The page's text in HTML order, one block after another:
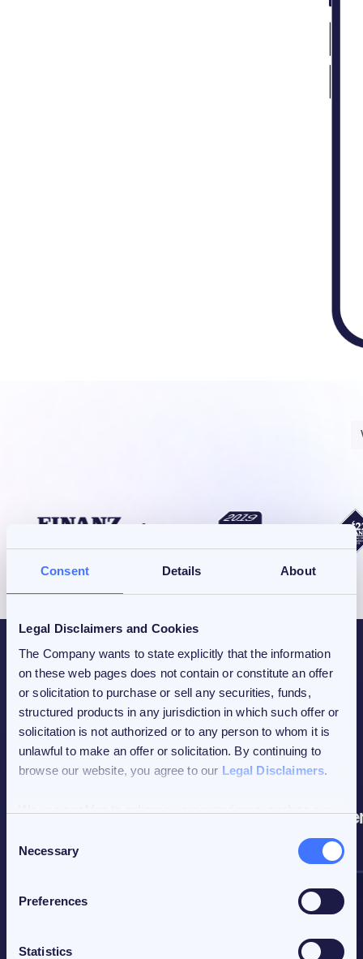
Consent Details About
Legal Disclaimers and Cookies
The Company wants to state explicitly that the information
on these web pages does not contain or constitute an offer
or solicitation to purchase or sell any securities, funds,
structured products in any jurisdiction in which such offer or
solicitation is not authorized or to any person to whom it is
unlawful to make an offer or solicitation. By continuing to
browse our website, you agree to our Legal Disclaimers.
accept all cookies, customize your cookie preferences, or
Selection
Necessary
Preferences
Statistics
Seit der Lancierung hat unser FiCAS ETI